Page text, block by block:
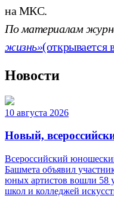
на МКС.
По материалам
жизнь»(открывается
Новости
10 августа 2026
Новый,
Всероссийский
Башмета объявил
юных артистов вошли 58
школ и колледжей